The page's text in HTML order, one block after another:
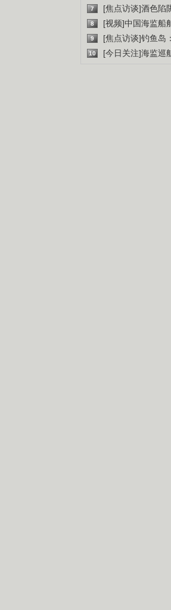
7 [焦点访谈]酒色陷
8 [视频]中国海监船
9 [焦点访谈]钓鱼岛
10 [今日关注]海监巡